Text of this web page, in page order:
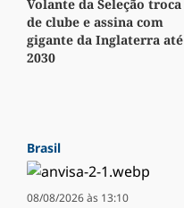
Volante da Seleção troca
de clube e assina com
gigante da Inglaterra até
2030
Brasil
08/08/2026 às 13:10